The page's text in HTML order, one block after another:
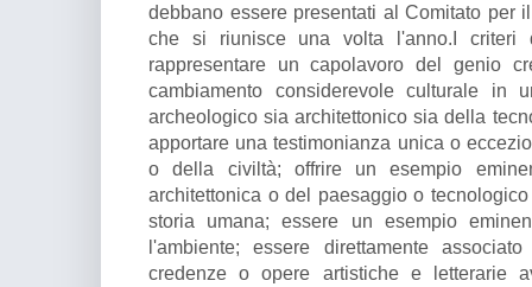
debbano essere presentati al Comitato per
che si riunisce una volta l'anno.I criteri
rappresentare un capolavoro del genio
cambiamento considerevole culturale
archeologico sia architettonico sia della
apportare una testimonianza unica o
o della civiltà; offrire un esempio
architettonica o del paesaggio o
storia umana; essere un esempio
l'ambiente; essere direttamente
credenze o opere artistiche e letterarie